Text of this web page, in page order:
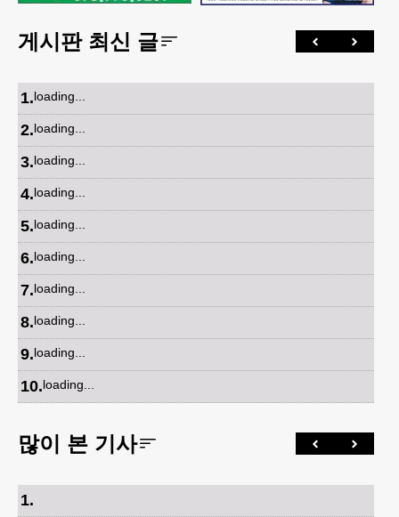
게시판 최신 글
1.loading...
2.loading...
3.loading...
4.loading...
5.loading...
6.loading...
7.loading...
8.loading...
9.loading...
10.loading...
많이 본 기사
1.